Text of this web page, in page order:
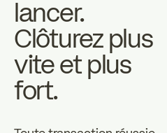
lancer.
Clôturez plus
vite et plus
fort.